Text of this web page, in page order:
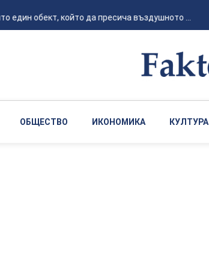
един обект, който да пресича въздушното ...
ОБЩЕСТВО ИКОНОМИКА КУЛТУРА